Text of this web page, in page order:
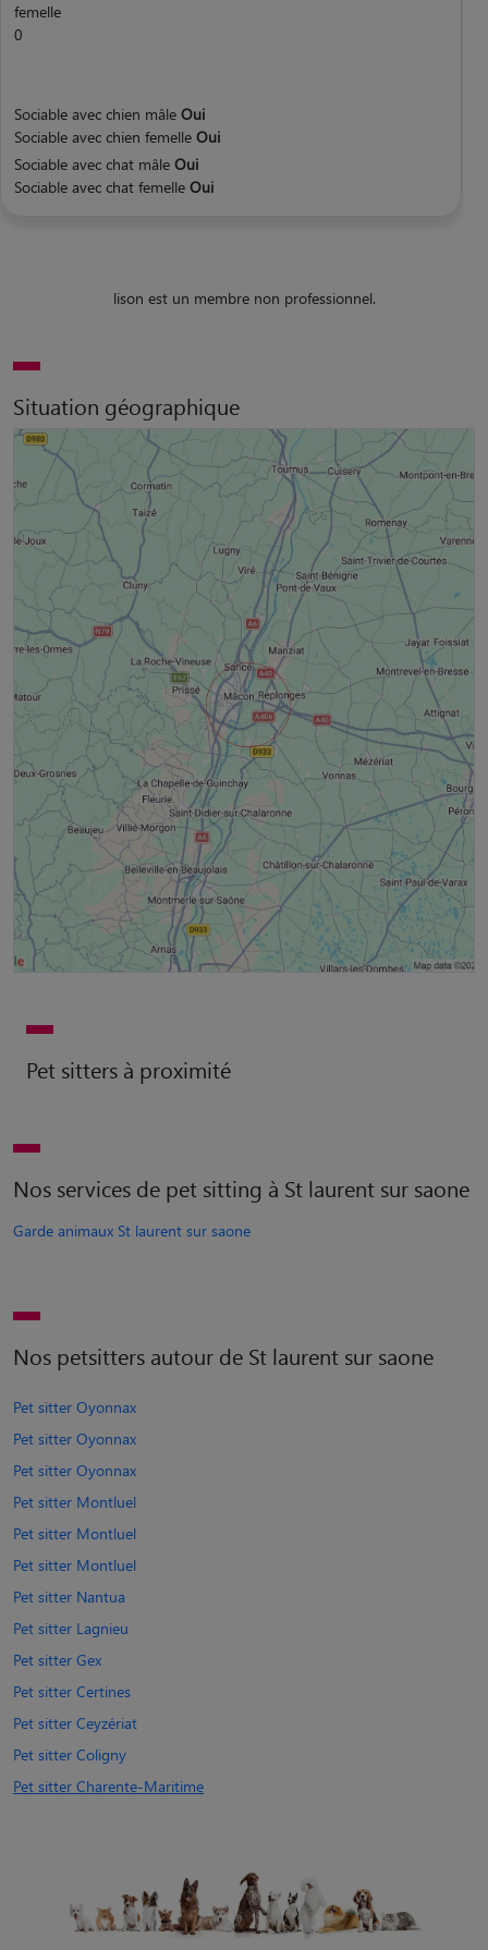
femelle
0
Sociable avec chien mâle Oui
Sociable avec chien femelle Oui
Sociable avec chat mâle Oui
Sociable avec chat femelle Oui
lison est un membre non professionnel.
Situation géographique
Pet sitters à proximité
Nos services de pet sitting à St laurent sur saone
Garde animaux St laurent sur saone
Nos petsitters autour de St laurent sur saone
Pet sitter Oyonnax
Pet sitter Oyonnax
Pet sitter Oyonnax
Pet sitter Montluel
Pet sitter Montluel
Pet sitter Montluel
Pet sitter Nantua
Pet sitter Lagnieu
Pet sitter Gex
Pet sitter Certines
Pet sitter Ceyzériat
Pet sitter Coligny
Pet sitter Charente-Maritime